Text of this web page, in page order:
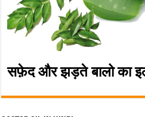
सफ़ेद और झड़ते बालो का